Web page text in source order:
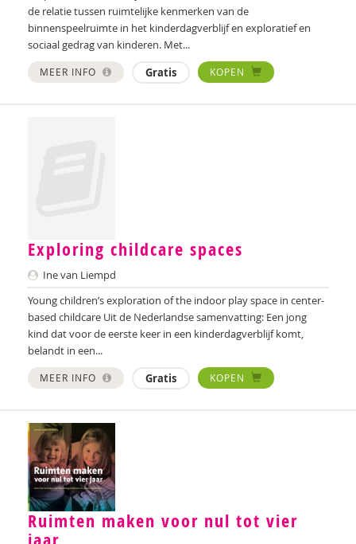
Nilay Ardjosemito
Nishaan Ardjosemito
Siela Ardjosemito-Jethoe
René Arends
Rosalie Baan
Ben Baarda
Anne-Floor Bakker
Carolina Bakker
Ina Bakker
Pieter Paul Bakker
Marielle Balledux
de relatie tussen ruimtelijke kenmerken van de
binnenspeelruimte in het kinderdagverblijf en exploratief en
sociaal gedrag van kinderen. Met...
MEER INFO Gratis KOPEN
Exploring childcare spaces
Ine van Liempd
Young children’s exploration of the indoor play space in center-
based childcare Uit de Nederlandse samenvatting: Een jong
kind dat voor de eerste keer in een kinderdagverblijf komt,
belandt in een...
MEER INFO Gratis KOPEN
Ruimten maken voor nul tot vier